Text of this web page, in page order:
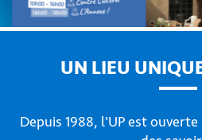
UN LIEU
Depuis 1988, l'UP est